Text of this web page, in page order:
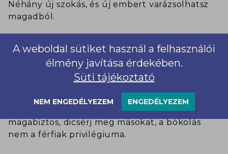
Néhány új szokás, és új embert varázsolhatsz
magadból.
Zavarba jössz attól, ha valaki méltatni kezd? Ne
érezd kellemetlenül magad, csak nyugtázd,
hogy igaza van. Nem olyan egyszerű ám
teljesen természetesen reagálni a – nem várt –
dicséretekre, de mint ahogy egy sportban,
ezen is a téren is éppúgy lehet fejlődni. Légy
magabiztos, dicsérj meg másokat, a bókolás
nem a férfiak privilégiuma.
A weboldal sütiket használ a felhasználói
élmény javítása érdekében.
Süti tájékoztató
NEM ENGEDÉLYEZEM ENGEDÉLYEZEM